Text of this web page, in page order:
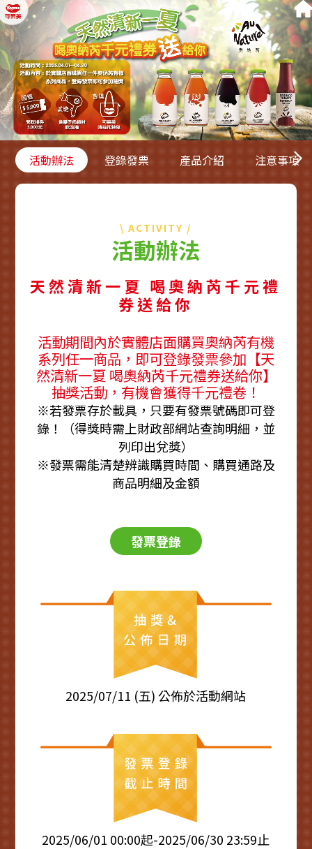
活動辦法 登錄發票 產品介紹 注意事項
\ ACTIVITY /
活動辦法
天然清新一夏 喝奧納芮千元禮
券送給你
活動期間內於實體店面購買奧納芮有機
系列任一商品，即可登錄發票參加【天
然清新一夏 喝奧納芮千元禮券送給你】
抽獎活動，有機會獲得千元禮卷！
※若發票存於載具，只要有發票號碼即可登
錄！（得獎時需上財政部網站查詢明細，並
列印出兌獎）
※發票需能清楚辨識購買時間、購買通路及
商品明細及金額
發票登錄
2025/07/11 (五) 公佈於活動網站
2025/06/01 00:00起-2025/06/30 23:59止